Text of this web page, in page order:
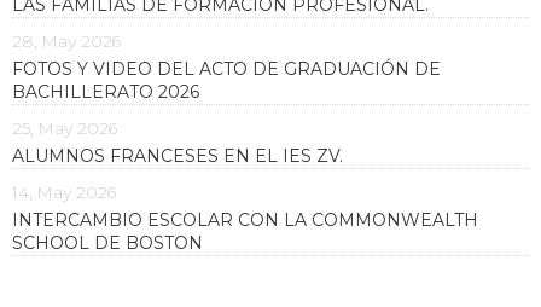
28, May 2026
FOTOS Y VIDEO DEL ACTO DE GRADUACIÓN DE
BACHILLERATO 2026
25, May 2026
ALUMNOS FRANCESES EN EL IES ZV.
14, May 2026
INTERCAMBIO ESCOLAR CON LA COMMONWEALTH
SCHOOL DE BOSTON